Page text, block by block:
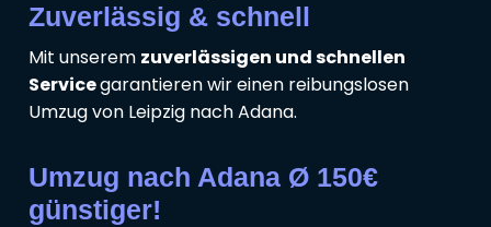
Zuverlässig & schnell
Mit unserem zuverlässigen und schnellen
Servicegarantieren wir einen reibungslosen
Umzug von Leipzig nach Adana.
Umzug nach Adana Ø 150€
günstiger!